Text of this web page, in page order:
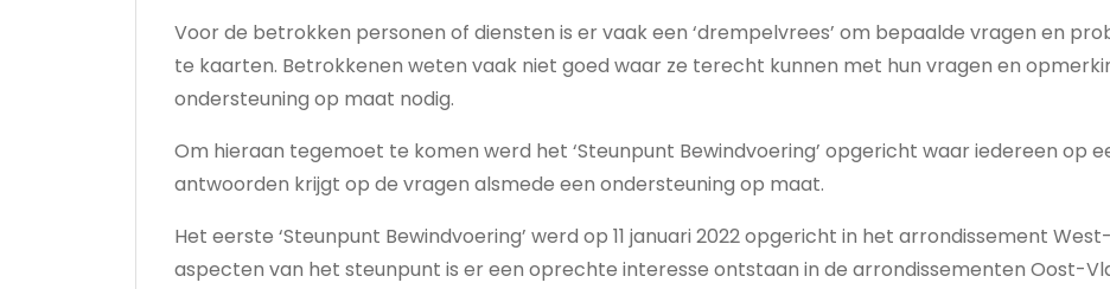
Voor de betrokken personen of diensten is er vaak een ‘drempelvrees’ om bepaalde vragen en
te kaarten. Betrokkenen weten vaak niet goed waar ze terecht kunnen met hun vragen en
ondersteuning op maat nodig.
Om hieraan tegemoet te komen werd het ‘Steunpunt Bewindvoering’ opgericht waar iedereen op
antwoorden krijgt op de vragen alsmede een ondersteuning op maat.
Het eerste ‘Steunpunt Bewindvoering’ werd op 11 januari 2022 opgericht in het arrondissement
aspecten van het steunpunt is er een oprechte interesse ontstaan in de arrondissementen Oost-